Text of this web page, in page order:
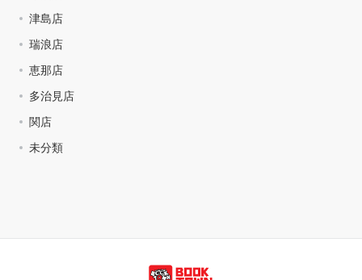
津島店
瑞浪店
恵那店
多治見店
関店
未分類